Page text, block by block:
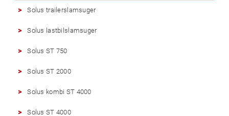
Solus trailerslamsuger
Solus lastbilslamsuger
Solus ST 750
Solus ST 2000
Solus kombi ST 4000
Solus ST 4000